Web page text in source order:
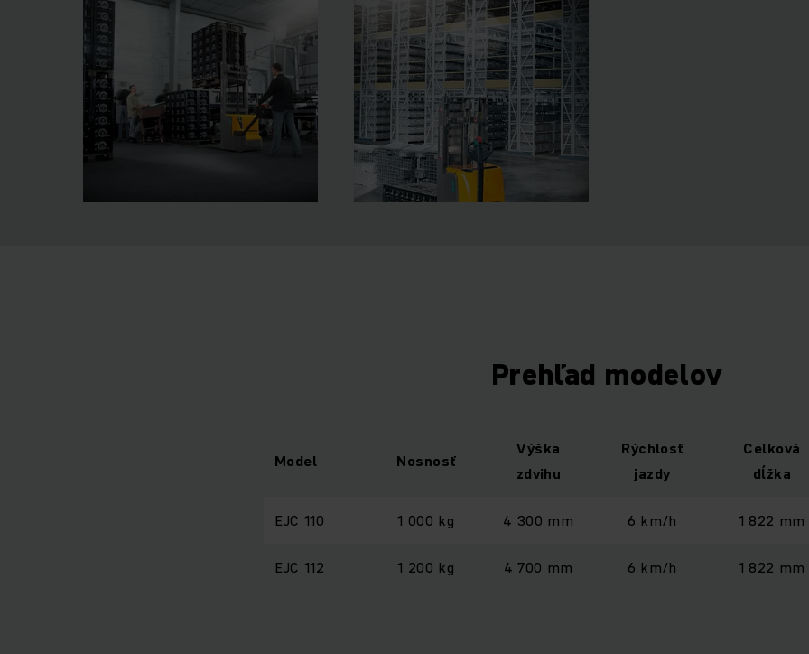
Prehľad modelov
Model Nosnosť
Výška
zdvihu
Rýchlosť
jazdy
Celková
dĺžka
EJC 110 1 000 kg 4 300 mm 6 km/h 1 822 mm
EJC 112 1 200 kg 4 700 mm 6 km/h 1 822 mm